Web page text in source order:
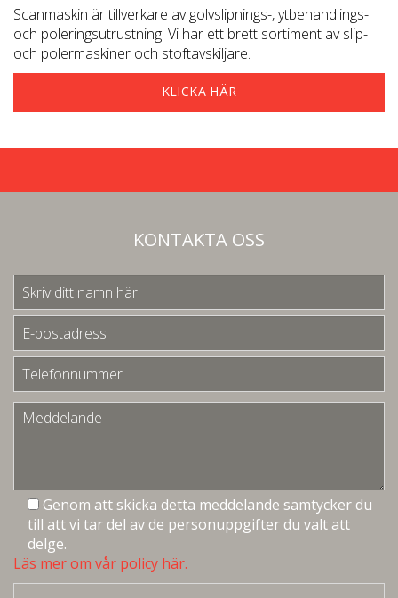
Scanmaskin är tillverkare av golvslipnings-, ytbehandlings-
och poleringsutrustning. Vi har ett brett sortiment av slip-
och polermaskiner och stoftavskiljare.
KLICKA HÄR
KONTAKTA OSS
Genom att skicka detta meddelande samtycker du
till att vi tar del av de personuppgifter du valt att
delge.
Läs mer om vår policy här.